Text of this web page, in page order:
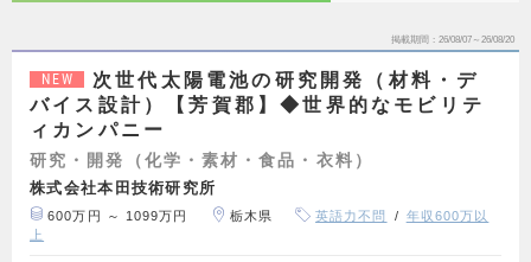
掲載期間 26/08/07～26/08/20
NEW
次世代太陽電池の研究開発（材料・デ
バイス設計）【芳賀郡】◆世界的なモビリテ
ィカンパニー
研究・開発（化学・素材・食品・衣料）
株式会社本田技術研究所
600万円 ～ 1099万円 栃木県 英語力不問
年収600万以
上